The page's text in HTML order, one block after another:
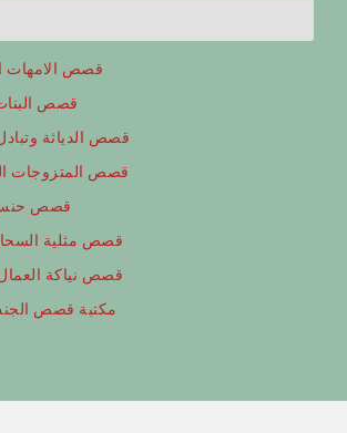
قصص الامهات
قصص
قصص الدياثة
قصص المتزوجات
قصص حنس
قصص مثلية
قصص نياكة
مكتبة قصص